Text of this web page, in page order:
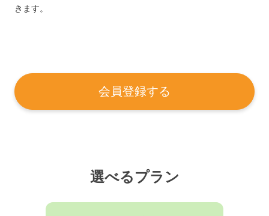
きます。
会員登録する
選べるプラン